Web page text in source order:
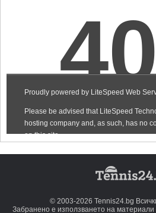
© 2003-2026 Tennis24.bg
Забранено е използването на материали